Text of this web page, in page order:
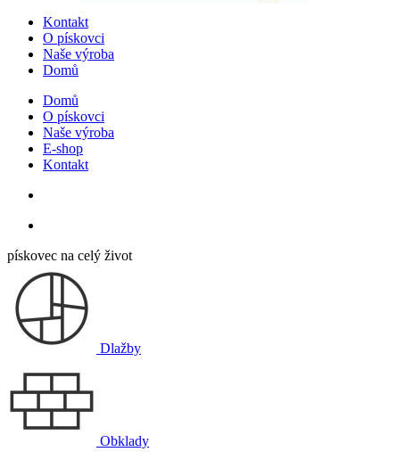
Kontakt
O pískovci
Naše výroba
Domů
Domů
O pískovci
Naše výroba
E-shop
Kontakt
pískovec na celý život
Dlažby
Obklady